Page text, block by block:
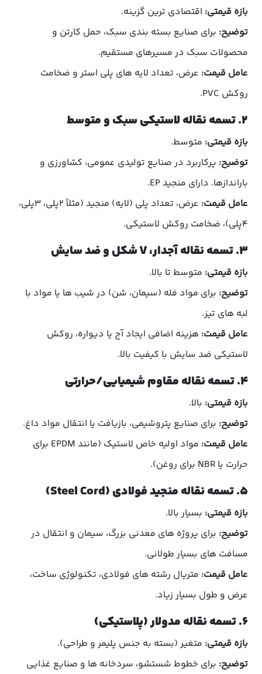
بازه قیمتی: اقتصادی ترین گزینه.
توضیح: برای صنایع بسته بندی سبک، حمل کارتن و
محصولات سبک در مسیرهای مستقیم.
عامل قیمت: عرض، تعداد لایه های پلی استر و ضخامت
روکش PVC.
۲. تسمه نقاله لاستیکی سبک و متوسط
بازه قیمتی: متوسط.
توضیح: پرکاربرد در صنایع تولیدی عمومی، کشاورزی و
باراندازها. دارای منجید EP.
عامل قیمت:
عرض، تعداد پلی (لایه) منجید (مثلاً ۲پلی، ۳پلی،
۴پلی)، ضخامت روکش لاستیکی.
۳. تسمه نقاله آجدار، V شکل و ضد سایش
بازه قیمتی: متوسط تا بالا.
توضیح: برای مواد فله (سیمان، شن) در شیب ها یا مواد با
لبه های تیز.
عامل قیمت: هزینه اضافی ایجاد آج یا دیواره، روکش
لاستیکی ضد سایش با کیفیت بالا.
۴. تسمه نقاله مقاوم شیمیایی/حرارتی
بازه قیمتی: بالا.
توضیح: برای صنایع پتروشیمی، بازیافت یا انتقال مواد داغ.
عامل قیمت:
مواد اولیه خاص لاستیک (مانند EPDM برای
حرارت یا NBR برای روغن).
۵. تسمه نقاله منجید فولادی (Steel Cord)
بازه قیمتی: بسیار بالا.
توضیح: برای پروژه های معدنی بزرگ، سیمان و انتقال در
مسافت های بسیار طولانی.
عامل قیمت: متریال رشته های فولادی، تکنولوژی ساخت،
عرض و طول بسیار زیاد.
۶. تسمه نقاله مدولار (پلاستیکی)
بازه قیمتی: متغیر (بسته به جنس پلیمر و طراحی).
توضیح: برای خطوط شستشو، سردخانه ها و صنایع غذایی